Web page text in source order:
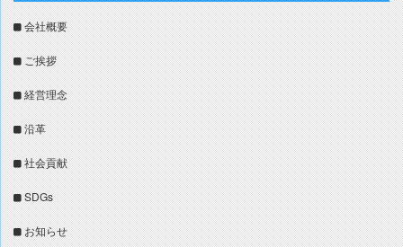
会社概要
ご挨拶
経営理念
沿革
社会貢献
SDGs
お知らせ